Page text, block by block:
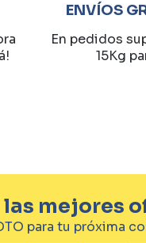
ENVÍOS
En pedidos
15Kg
mejores
para tu próxima